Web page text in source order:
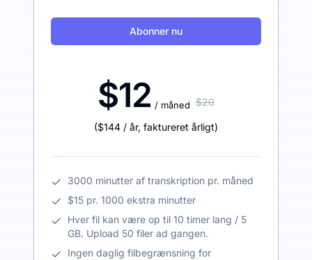
Abonner nu
$12 / måned $20
($144 / år, faktureret årligt)
3000 minutter af transkription pr. måned
$15 pr. 1000 ekstra minutter
Hver fil kan være op til 10 timer lang / 5
GB. Upload 50 filer ad gangen.
Ingen daglig filbegrænsning for